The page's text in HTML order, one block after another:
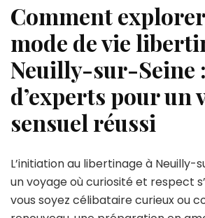
Comment
mode de vie
Neuilly-sur-Seine
d’experts pour un
sensuel réussi
L’initiation au libertinage à Neuilly-
un voyage où curiosité et respect
vous soyez célibataire curieux ou